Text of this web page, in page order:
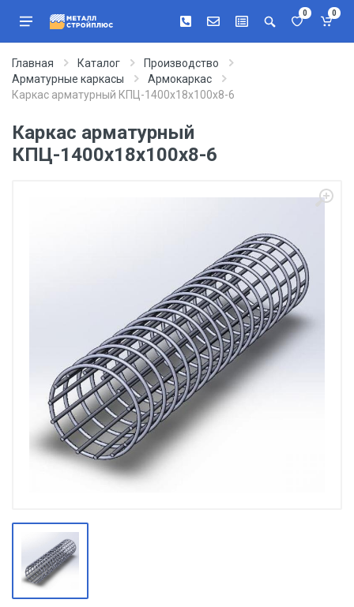
0 0
Главная Каталог
Производство
Арматурные каркасы
Армокаркас
Каркас арматурный КПЦ-1400х18х100х8-6
Каркас арматурный
КПЦ-1400х18х100х8-6